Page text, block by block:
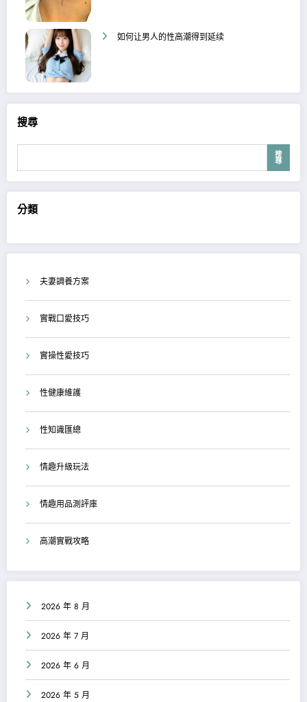
如何让男人的性高潮得到延续
搜尋
搜
尋
分類
夫妻調養方案
實戰口愛技巧
實操性愛技巧
性健康維護
性知識匯總
情趣升級玩法
情趣用品測評庫
高潮實戰攻略
2026 年 8 月
2026 年 7 月
2026 年 6 月
2026 年 5 月